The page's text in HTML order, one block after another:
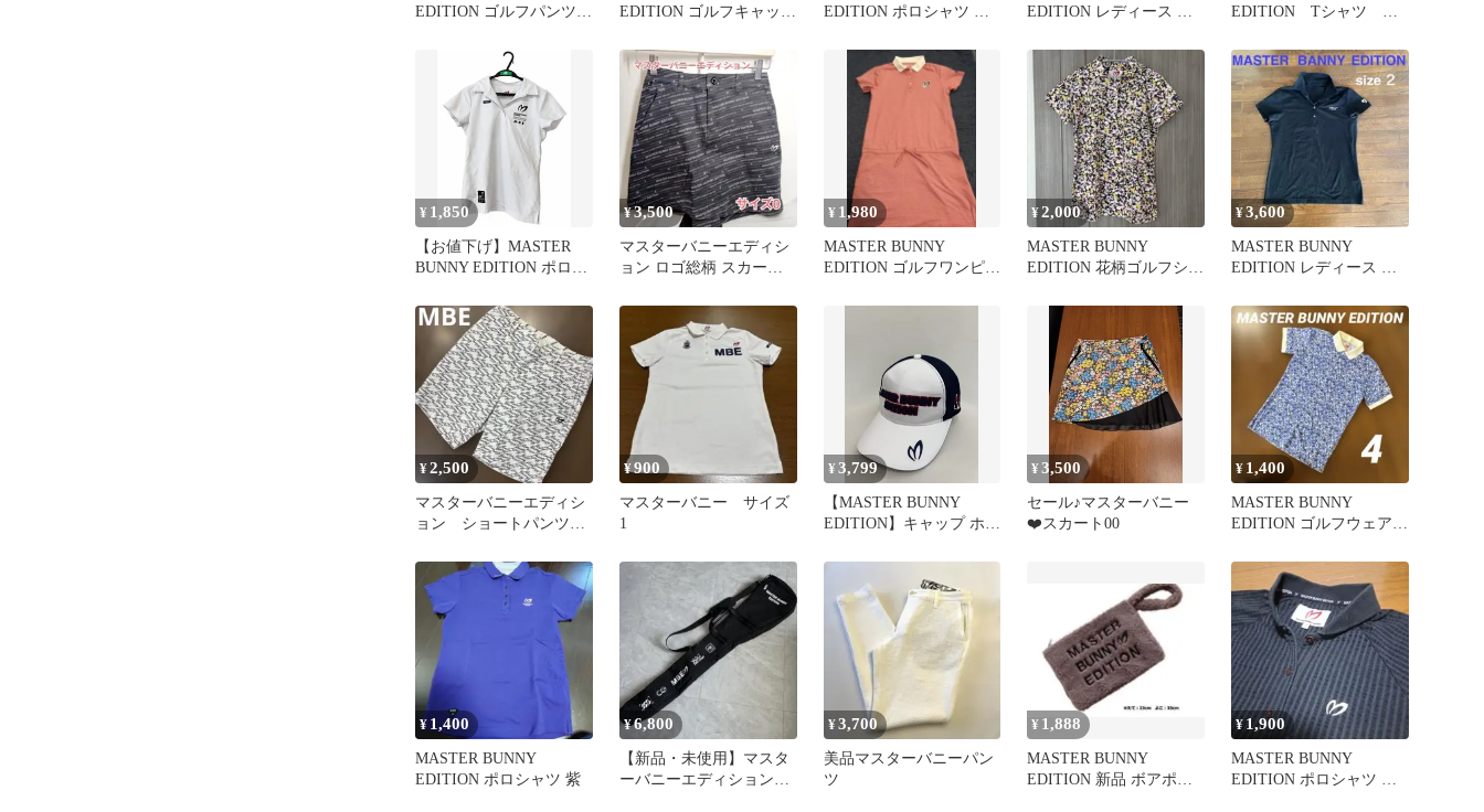
EDITION ゴルフパンツ
EDITION ゴルフキャップ
EDITION ポロシャツ ブ
EDITION レディース ポ
EDITION Tシャツ ゴ
¥ 1,850
【お値下げ】MASTER
BUNNY EDITION ポロシ
¥3,500
マスターバニーエディシ
ョン ロゴ総柄 スカート
¥ 1,980
MASTER BUNNY
EDITION ゴルフワンピー
¥2,000
MASTER BUNNY
EDITION 花柄ゴルフシャ
¥3,600
MASTER BUNNY
EDITION レディース ポ
¥2,500
マスターバニーエディシ
ョン ショートパンツ
¥900
マスターバニー サイズ
1
¥3,799
【MASTER BUNNY
EDITION】キャップ ホワ
¥3,500
セール♪マスターバニー
❤️スカート00
¥ 1,400
MASTER BUNNY
EDITION ゴルフウェア
¥ 1,400
MASTER BUNNY
EDITION ポロシャツ 紫
¥6,800
【新品・未使用】マスタ
ーバニーエディション
¥3,700
美品マスターバニーパン
ツ
¥ 1,888
MASTER BUNNY
EDITION 新品 ボアポー
¥ 1,900
MASTER BUNNY
EDITION ポロシャツ ブ